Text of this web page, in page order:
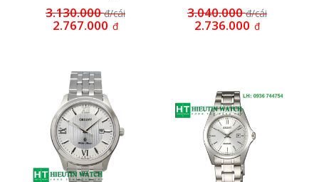
3.130.000đ/cái
2.767.000 đ
3.040.000đ/cái
2.736.000 đ